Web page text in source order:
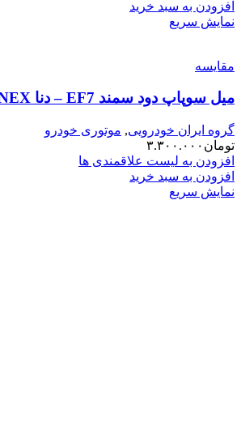
افزودن به سبد خرید
نمایش سریع
مقایسه
میل سوپاپ دود سمند EF7 – دنا SUNEX سانکس
گروه ایران خودرویی, موتوری خودرو
تومان ۳.۳۰۰.۰۰۰
افزودن به لیست علاقمندی ها
افزودن به سبد خرید
نمایش سریع